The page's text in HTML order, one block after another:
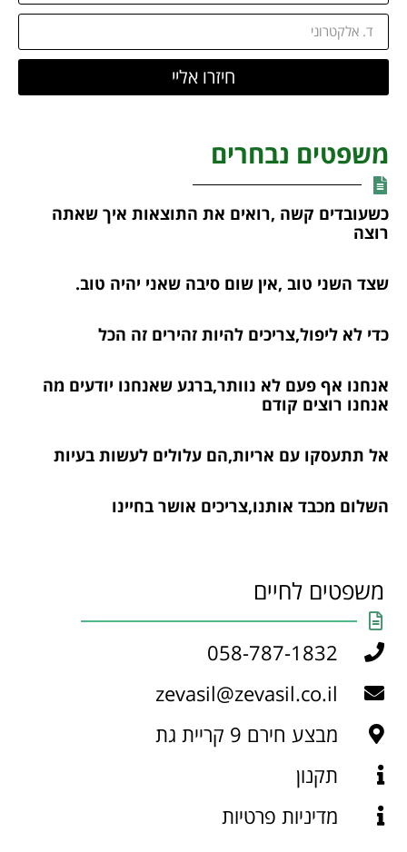
חיזרו אליי
משפטים נבחרים
כשעובדים קשה ,רואים את התוצאות איך שאתה
רוצה
שצד השני טוב ,אין שום סיבה שאני יהיה טוב.
כדי לא ליפול,צריכים להיות זהירים זה הכל
אנחנו אף פעם לא נוותר,ברגע שאנחנו יודעים מה
אנחנו רוצים קודם
אל תתעסקו עם אריות,הם עלולים לעשות בעיות
השלום מכבד אותנו,צריכים אושר בחיינו
משפטים לחיים
058-787-1832
zevasil@zevasil.co.il
מבצע חירם 9 קריית גת
תקנון
מדיניות פרטיות